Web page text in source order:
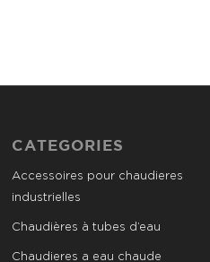
CATEGORIES
Accessoires pour chaudieres
industrielles
Chaudières à tubes d’eau
Chaudieres a eau chaude